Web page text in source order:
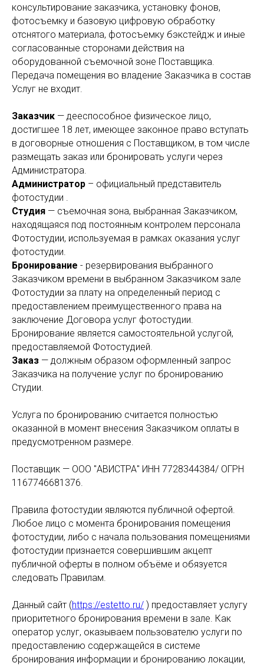
консультирование заказчика, установку фонов,
фотосъемку и базовую цифровую обработку
отснятого материала, фотосъемку бэкстейдж и иные
согласованные сторонами действия на
оборудованной съемочной зоне Поставщика.
Передача помещения во владение Заказчика в состав
Услуг не входит.
Заказчик — дееспособное физическое лицо,
достигшее 18 лет, имеющее законное право вступать
в договорные отношения с Поставщиком, в том числе
размещать заказ или бронировать услуги через
Администратора.
Администратор – официальный представитель
фотостудии .
Студия — съемочная зона, выбранная Заказчиком,
находящаяся под постоянным контролем персонала
Фотостудии, используемая в рамках оказания услуг
фотостудии.
Бронирование - резервирования выбранного
Заказчиком времени в выбранном Заказчиком зале
Фотостудии за плату на определенный период с
предоставлением преимущественного права на
заключение Договора услуг фотостудии.
Бронирование является самостоятельной услугой,
предоставляемой Фотостудией.
Заказ — должным образом оформленный запрос
Заказчика на получение услуг по бронированию
Студии.
Услуга по бронированию считается полностью
оказанной в момент внесения Заказчиком оплаты в
предусмотренном размере.
Поставщик — ООО "АВИСТРА" ИНН 7728344384/ ОГРН
1167746681376.
Правила фотостудии являются публичной офертой.
Любое лицо с момента бронирования помещения
фотостудии, либо с начала пользования помещениями
фотостудии признается совершившим акцепт
публичной оферты в полном объёме и обязуется
следовать Правилам.
Данный сайт (https://estetto.ru/ ) предоставляет услугу
приоритетного бронирования времени в зале. Как
оператор услуг, оказываем пользователю услуги по
предоставлению содержащейся в системе
бронирования информации и бронированию локации,